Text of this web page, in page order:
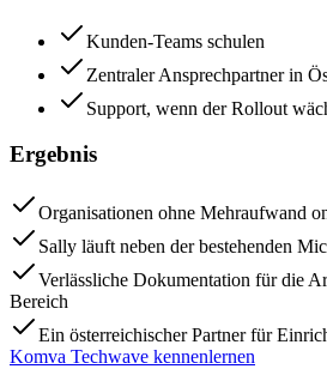
Kunden-Teams schulen
Zentraler Ansprechpartner in
Support, wenn der Rollout
Ergebnis
Organisationen ohne Mehraufwand
Sally läuft neben der bestehenden
Verlässliche Dokumentation für die
Bereich
Ein österreichischer Partner für
Komva Techwave kennenlernen